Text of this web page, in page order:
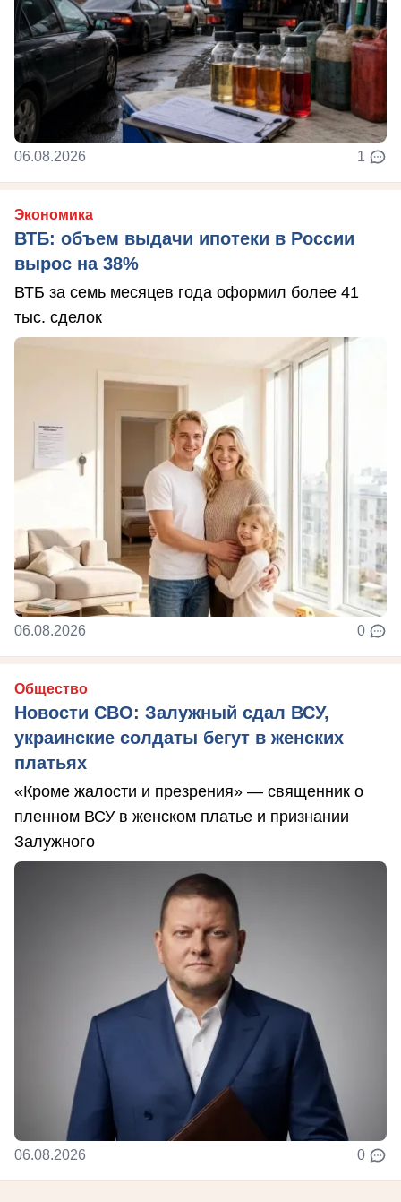
06.08.2026 1
Экономика
ВТБ: объем выдачи ипотеки в России
вырос на 38%
ВТБ за семь месяцев года оформил более 41
тыс. сделок
06.08.2026 0
Общество
Новости СВО: Залужный сдал ВСУ,
украинские солдаты бегут в женских
платьях
«Кроме жалости и презрения» — священник о
пленном ВСУ в женском платье и признании
Залужного
06.08.2026 0